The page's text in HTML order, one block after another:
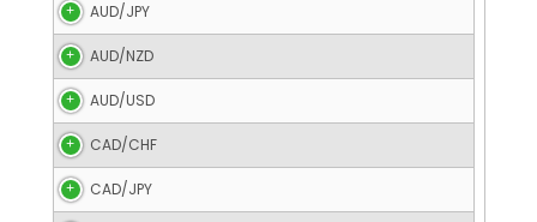
AUD/JPY
AUD/NZD
AUD/USD
CAD/CHF
CAD/JPY